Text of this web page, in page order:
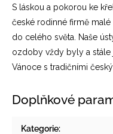
S láskou a pokorou ke
české rodinné firmě
do celého světa. Naše
ozdoby vždy byly a stále
Vánoce s tradičními
Doplňkové
Kategorie: